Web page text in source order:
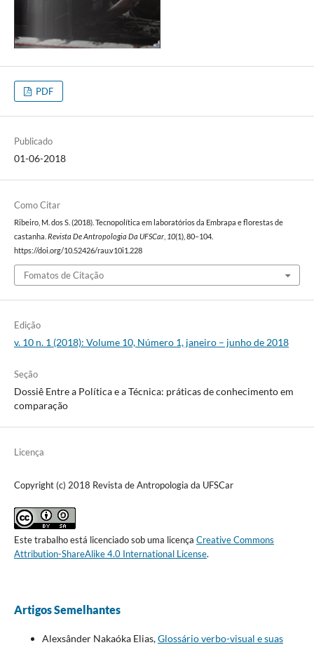
PDF
Publicado
01-06-2018
Como Citar
Ribeiro, M. dos S. (2018). Tecnopolítica em laboratórios da Embrapa e florestas de
castanha. Revista De Antropologia Da UFSCar, 10(1), 80–104.
https://doi.org/10.52426/rau.v10i1.228
Fomatos de Citação
Edição
v. 10 n. 1 (2018): Volume 10, Número 1, janeiro – junho de 2018
Seção
Dossiê Entre a Política e a Técnica: práticas de conhecimento em
comparação
Licença
Copyright (c) 2018 Revista de Antropologia da UFSCar
Este trabalho está licenciado sob uma licença Creative Commons
Attribution-ShareAlike 4.0 International License.
Artigos Semelhantes
Alexsânder Nakaóka Elias,Glossário verbo-visual e suas